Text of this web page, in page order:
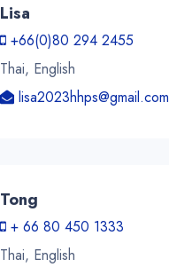
Lisa
+66(0)80 294 2455
Thai, English
lisa2023hhps@gmail.com
Tong
+ 66 80 450 1333
Thai, English